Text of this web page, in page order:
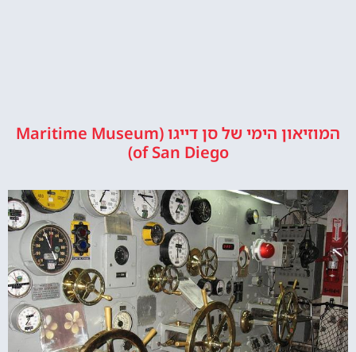
המוזיאון הימי של סן דייגו (Maritime Museum
of San Diego)